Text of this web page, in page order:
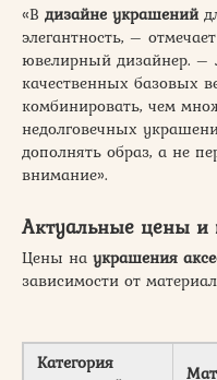
«В дизайне украшений
элегантность, –
ювелирный дизайнер. –
качественных базовых
комбинировать, чем
недолговечных
дополнять образ, а не
внимание».
Актуальные цены и
Цены на украшения
зависимости от
Категория